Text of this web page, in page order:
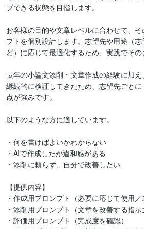
プできる状態を目指します。
お客様の目的や文章レベルに合わせて、
プトを個別設計します。志望先や用途（
ど）に応じて最適化するため、実践でその
長年の小論文添削・文章作成の経験に加
継続的に検証してきたため、志望先ごと
点が強みです。
以下のような方に適しています。
・何を書けばよいかわからない
・AIで作成したが違和感がある
・添削に頼らず、自分で改善したい
【提供内容】
・作成用プロンプト（必要に応じて使用／
・添削用プロンプト（文章を改善する指示
・評価用プロンプト（完成度を確認）